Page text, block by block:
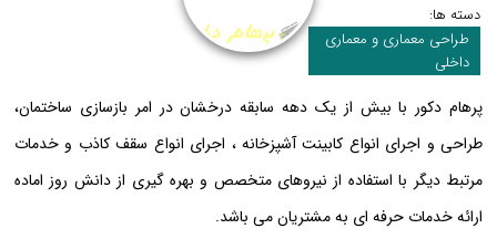
دسته ها:
طراحی معماری و معماری
داخلی
پرهام دکور با بیش از یک دهه سابقه درخشان در امر بازسازی ساختمان،
طراحی و اجرای انواع کابینت آشپزخانه ، اجرای انواع سقف کاذب و خدمات
مرتبط دیگر با استفاده از نیروهای متخصص و بهره گیری از دانش روز اماده
ارائه خدمات حرفه ای به مشتریان می باشد.